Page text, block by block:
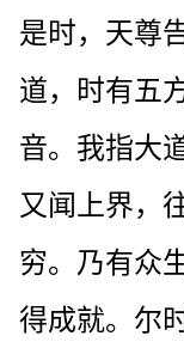
是时，天尊
道，时有五
音。我指大
又闻上界，
穷。乃有众
得成就。尔